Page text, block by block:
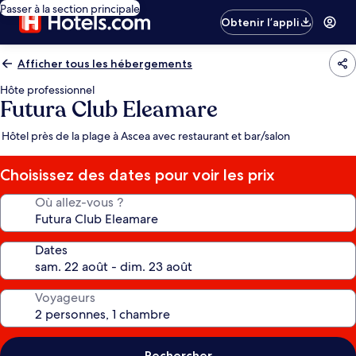
Passer à la section principale
Obtenir l’appli
Afficher tous les hébergements
Hôte professionnel
Futura Club Eleamare
Hôtel près de la plage à Ascea avec restaurant et bar/salon
Choisissez des dates pour voir les prix
Où allez-vous ?
Dates
Voyageurs